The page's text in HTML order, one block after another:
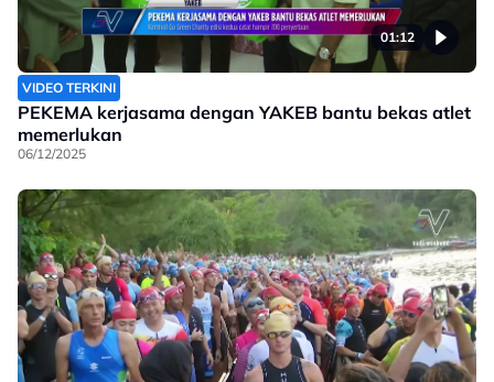
01:12
VIDEO TERKINI
PEKEMA kerjasama dengan YAKEB bantu bekas atlet
memerlukan
06/12/2025